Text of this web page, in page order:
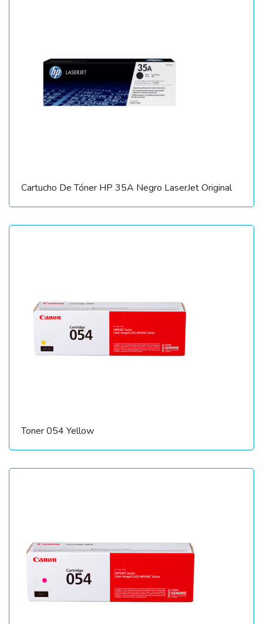
Cartucho De Tóner HP 35A Negro LaserJet Original
Toner 054 Yellow